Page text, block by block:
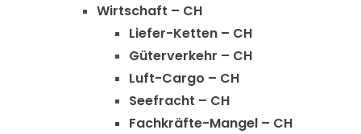
Wirtschaft – CH
Liefer-Ketten – CH
Güterverkehr – CH
Luft-Cargo – CH
Seefracht – CH
Fachkräfte-Mangel – CH